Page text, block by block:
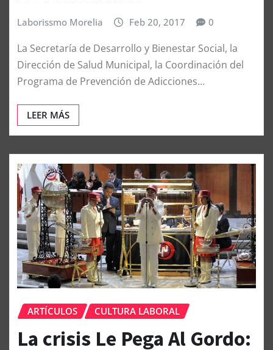
Laborissmo Morelia Feb 20, 2017 0
La Secretaría de Desarrollo y Bienestar Social, la
Dirección de Salud Municipal, la Coordinación del
Programa de Prevención de Adicciones…
LEER MÁS
ARTÍCULOS CULTURA LABORAL
La crisis Le Pega Al Gordo: